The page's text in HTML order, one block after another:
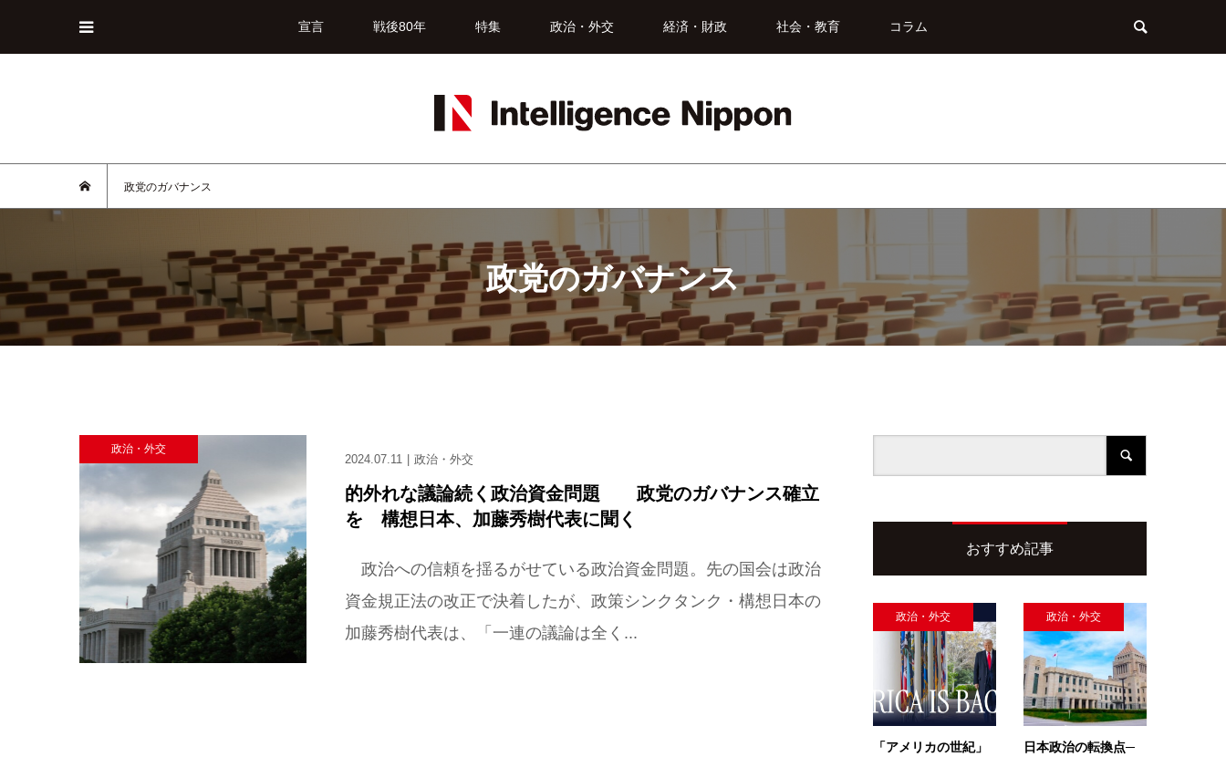
宣言 戦後80年 特集 政治・外交 経済・財政 社会・教育 コラム
政党のガバナンス
政党のガバナンス
政治・外交
2024.07.11 政治・外交
的外れな議論続く政治資金問題 政党のガバナンス確立
を 構想日本、加藤秀樹代表に聞く
政治への信頼を揺るがせている政治資金問題。先の国会は政治
資金規正法の改正で決着したが、政策シンクタンク・構想日本の
加藤秀樹代表は、「一連の議論は全く...
おすすめ記事
政治・外交
「アメリカの世紀」
政治・外交
日本政治の転換点─